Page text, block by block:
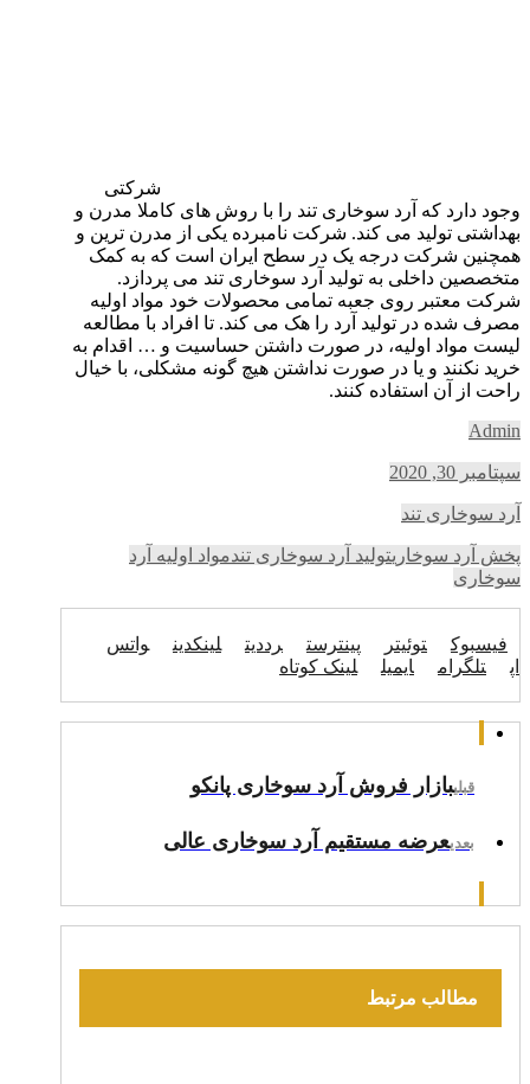
شرکتی
وجود دارد که آرد سوخاری تند را با روش های کاملا مدرن و
بهداشتی تولید می کند. شرکت نامبرده یکی از مدرن ترین و
همچنین شرکت درجه یک در سطح ایران است که به کمک
متخصصین داخلی به تولید آرد سوخاری تند می پردازد.
شرکت معتبر روی جعبه تمامی محصولات خود مواد اولیه
مصرف شده در تولید آرد را هک می کند. تا افراد با مطالعه
لیست مواد اولیه، در صورت داشتن حساسیت و … اقدام به
خرید نکنند و یا در صورت نداشتن هیچ گونه مشکلی، با خیال
راحت از آن استفاده کنند.
Admin
سپتامبر 30, 2020
آرد سوخاری تند
پخش آرد سوخاریتولید آرد سوخاری تندمواد اولیه آرد
سوخاری
فیسبوک توئیتر پینترست رددیت لینکدین
واتس
اپ
تلگرام ایمیل لینک کوتاه
قبلیبازار فروش آرد سوخاری پانکو
بعدیعرضه مستقیم آرد سوخاری عالی
مطالب مرتبط